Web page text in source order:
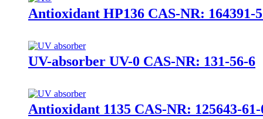
Antioxidant HP136 CAS-NR: 164391-
UV-absorber UV-0 CAS-NR: 131-56-6
Antioxidant 1135 CAS-NR: 125643-61-